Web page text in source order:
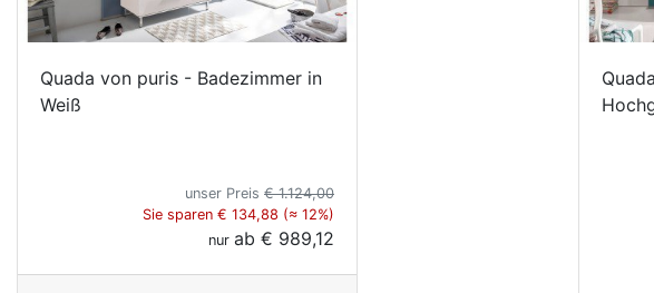
Quada von puris - Badezimmer in
Weiß
unser Preis € 1.124,00
Sie sparen € 134,88 (≈ 12%)
nur ab € 989,12